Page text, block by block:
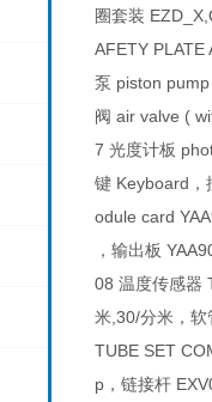
圈套装
AFETY
泵 piston
阀 air valve (
7 光度计板
键 Keyboard，
odule card
，输出板
08 温度传感器
米,30/分米，
TUBE SET
p，链接杆